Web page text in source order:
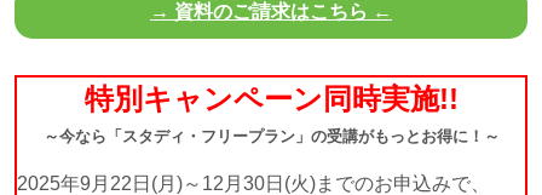
→ 資料のご請求はこちら ←
特別キャンペーン同時実施!!
～今なら「スタディ・フリープラン」の受講がもっとお得に！～
2025年9月22日(月)～12月30日(火)までのお申込みで、